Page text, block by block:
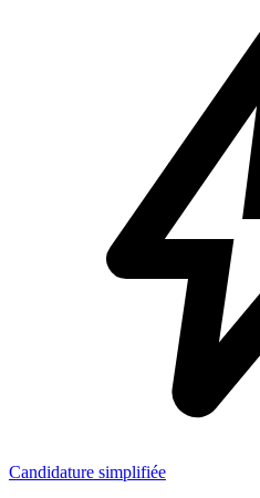
Candidature simplifiée